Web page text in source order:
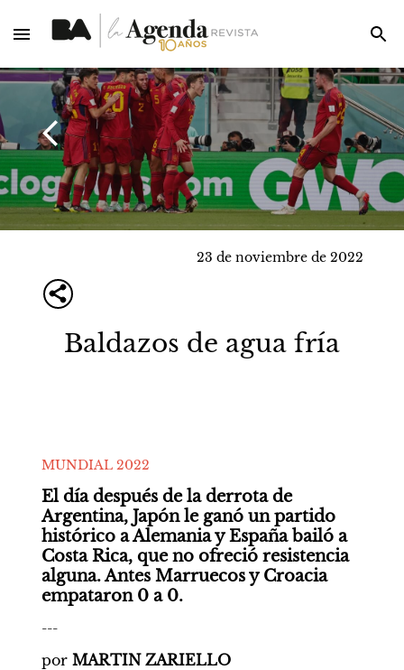
23 de noviembre de 2022
Baldazos de agua fría
MUNDIAL 2022
El día después de la derrota de
Argentina, Japón le ganó un partido
histórico a Alemania y España bailó a
Costa Rica, que no ofreció resistencia
alguna. Antes Marruecos y Croacia
empataron 0 a 0.
---
por MARTIN ZARIELLO